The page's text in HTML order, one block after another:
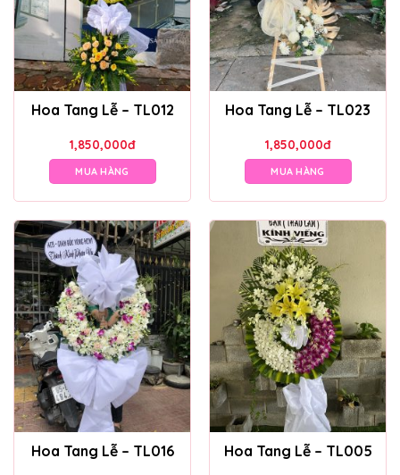
Hoa Tang Lễ – TL012
1,850,000đ
MUA HÀNG
Hoa Tang Lễ – TL023
1,850,000đ
MUA HÀNG
Hoa Tang Lễ – TL016 Hoa Tang Lễ – TL005